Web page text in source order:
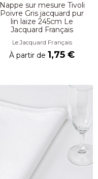
Nappe sur mesure Tivoli
Poivre Gris jacquard pur
lin laize 245cm Le
Jacquard Français
Le Jacquard Français
À partir de1,75 €